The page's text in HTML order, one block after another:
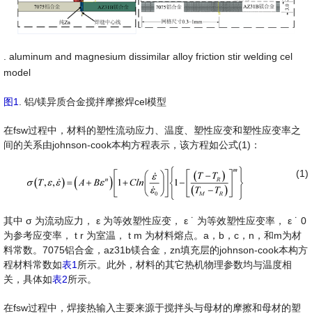
. aluminum and magnesium dissimilar alloy friction stir welding cel
model
图1 . 铝/镁异质合金搅拌摩擦焊cel模型
在fsw过程中，材料的塑性流动应力、温度、塑性应变和塑性应变率之
间的关系由johnson-cook本构方程表示，该方程如公式(1)：
(1)
其中 σ 为流动应力， ε 为等效塑性应变， ε ˙ 为等效塑性应变率， ε ˙ 0
为参考应变率， t r 为室温， t m 为材料熔点。a，b，c，n，和m为材
料常数。7075铝合金，az31b镁合金，zn填充层的johnson-cook本构方
程材料常数如表1 所示。此外，材料的其它热机物理参数均与温度相
关，具体如表2所示。
在fsw过程中，焊接热输入主要来源于搅拌头与母材的摩擦和母材的塑